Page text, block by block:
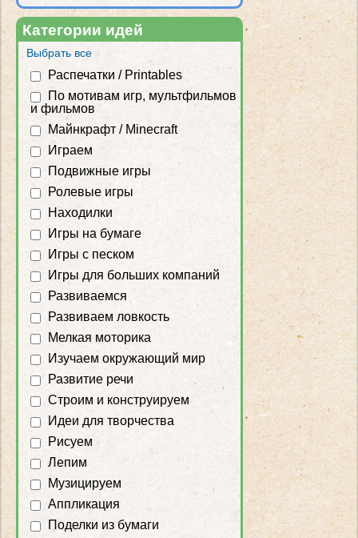
Категории идей
Выбрать все
Распечатки / Printables
По мотивам игр, мультфильмов
и фильмов
Майнкрафт / Minecraft
Играем
Подвижные игры
Ролевые игры
Находилки
Игры на бумаге
Игры с песком
Игры для больших компаний
Развиваемся
Развиваем ловкость
Мелкая моторика
Изучаем окружающий мир
Развитие речи
Строим и конструируем
Идеи для творчества
Рисуем
Лепим
Музицируем
Аппликация
Поделки из бумаги